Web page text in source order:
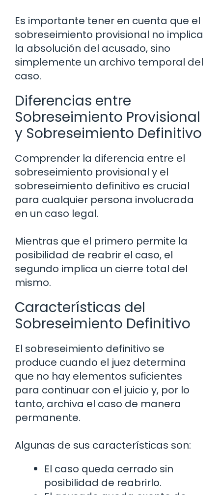
Es importante tener en cuenta que el
sobreseimiento provisional no implica
la absolución del acusado, sino
simplemente un archivo temporal del
caso.
Diferencias entre
Sobreseimiento Provisional
y Sobreseimiento Definitivo
Comprender la diferencia entre el
sobreseimiento provisional y el
sobreseimiento definitivo es crucial
para cualquier persona involucrada
en un caso legal.
Mientras que el primero permite la
posibilidad de reabrir el caso, el
segundo implica un cierre total del
mismo.
Características del
Sobreseimiento Definitivo
El sobreseimiento definitivo se
produce cuando el juez determina
que no hay elementos suficientes
para continuar con el juicio y, por lo
tanto, archiva el caso de manera
permanente.
Algunas de sus características son:
El caso queda cerrado sin
posibilidad de reabrirlo.